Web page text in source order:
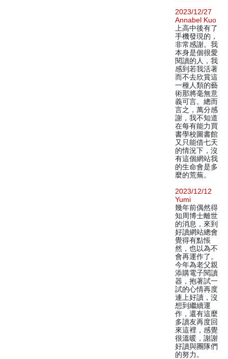
2023/12/27
Annabel Kuo
上高中後有了
手機發現的，
非常感謝。我
本身是個很愛
閱讀的人，我
感到若我活著
而不去欣賞這
一種人類的藝
術那將毫無意
義可言。總而
言之，萬分感
謝，我不知道
在每有能力買
書學校圖書館
又只能借七天
的情況下，沒
有這個網站我
的生命會是多
麼的荒蕪。
2023/12/12
Yumi
幾年前偶然得
知周博士離世
的消息，來到
好讀網站總會
覺得有點悵
然，也以為不
會再運作了。
今年為老父親
添購電子閱讀
器，抱著試一
試的心情再度
連上好讀，沒
想到繼續運
作，還有這麼
多讀友再度回
來這裡，感覺
很溫暖，謝謝
好讀與團隊們
的努力。